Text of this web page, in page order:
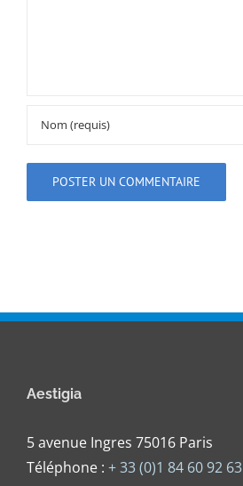
Aestigia
5 avenue Ingres 75016 Paris
Téléphone : + 33 (0)1 84 60 92 63